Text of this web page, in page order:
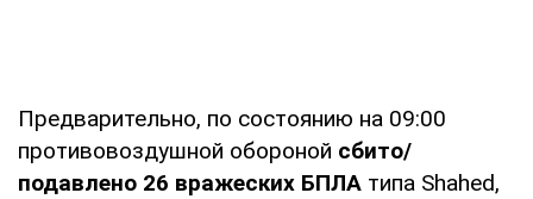
Предварительно, по состоянию на 09:00
противовоздушной обороной сбито/
подавлено 26 вражеских БПЛА типа Shahed,